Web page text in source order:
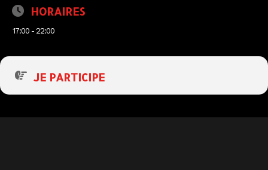
HORAIRES
17:00 - 22:00
JE PARTICIPE